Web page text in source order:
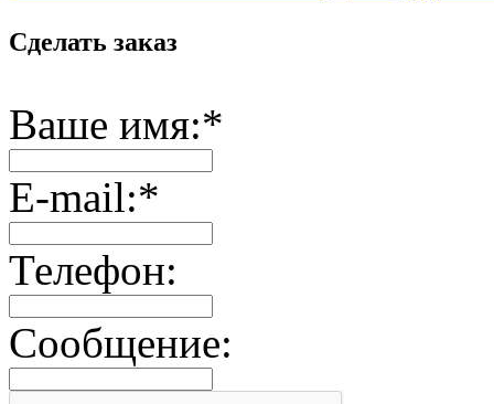
Сделать заказ
Ваше имя:*
E-mail:*
Телефон:
Сообщение: